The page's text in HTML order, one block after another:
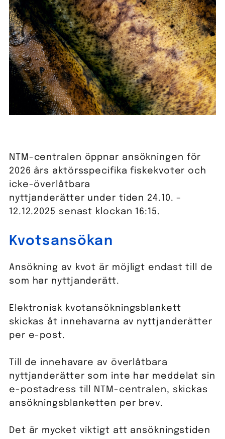
NTM-centralen öppnar ansökningen för
2026 års aktörsspecifika fiskekvoter och
icke-överlåtbara
nyttjanderätter under tiden 24.10. –
12.12.2025 senast klockan 16:15.
Kvotsansökan
Ansökning av kvot är möjligt endast till de
som har nyttjanderätt.
Elektronisk kvotansökningsblankett
skickas åt innehavarna av nyttjanderätter
per e-post.
Till de innehavare av överlåtbara
nyttjanderätter som inte har meddelat sin
e-postadress till NTM-centralen, skickas
ansökningsblanketten per brev.
Det är mycket viktigt att ansökningstiden